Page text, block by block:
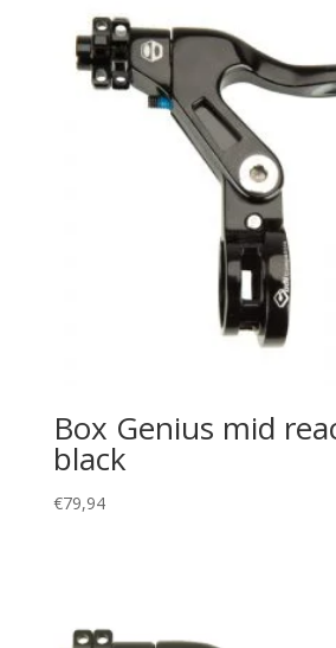
Box Genius mid
black
€79,94